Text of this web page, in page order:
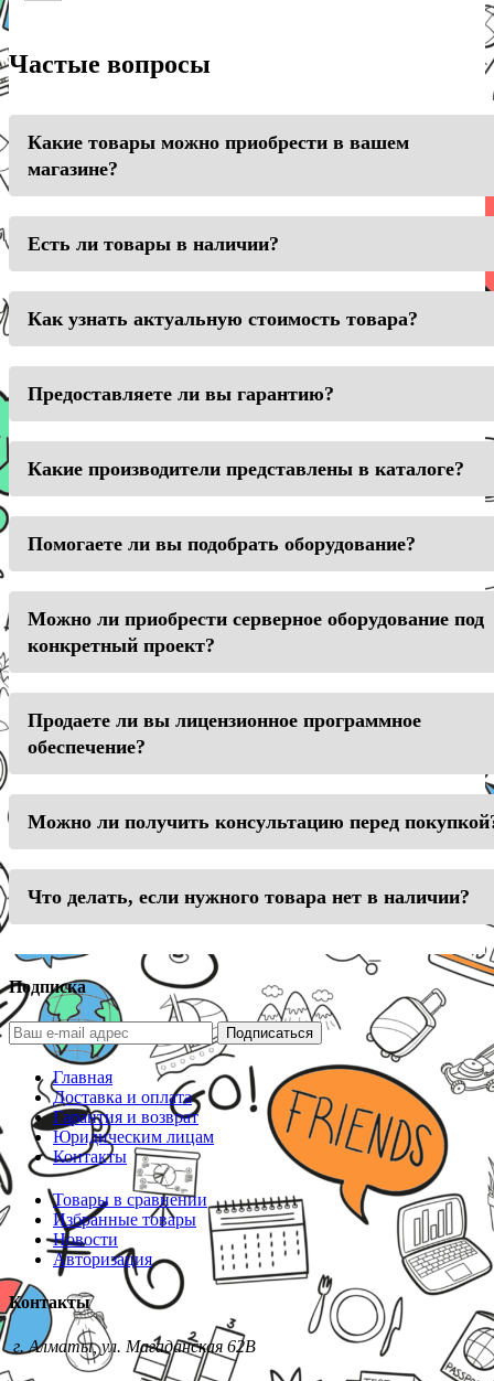
Частые вопросы
Какие товары можно приобрести в вашем
магазине?
Есть ли товары в наличии?
Как узнать актуальную стоимость товара?
Предоставляете ли вы гарантию?
Какие производители представлены в каталоге?
Помогаете ли вы подобрать оборудование?
Можно ли приобрести серверное оборудование под
конкретный проект?
Продаете ли вы лицензионное программное
обеспечение?
Можно ли получить консультацию перед
Что делать, если нужного товара нет в наличии?
Подписка
Подписаться
Главная
Доставка и оплата
Гарантия и возврат
Юридическим лицам
Контакты
Товары в сравнении
Избранные товары
Новости
Авторизация
Контакты
г. Алматы, ул. Магаданская 62В